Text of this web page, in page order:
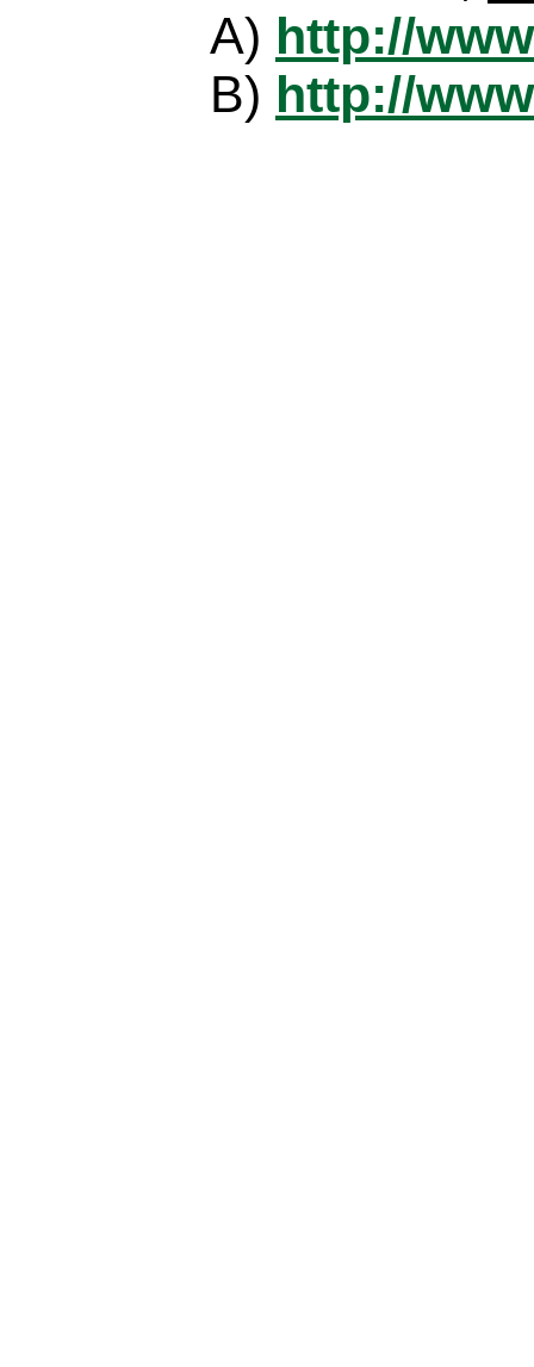
A) http://
B) http://